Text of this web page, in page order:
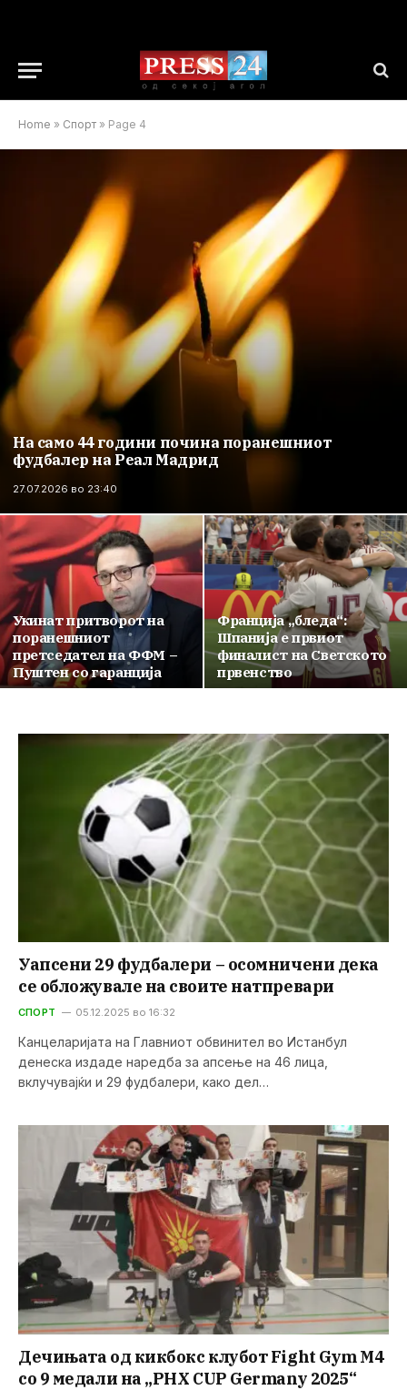
Home » Спорт » Page 4
На само 44 години почина поранешниот
фудбалер на Реал Мадрид
27.07.2026 во 23:40
Укинат притворот на
поранешниот
претседател на ФФМ –
Пуштен со гаранција
Франција „бледа“:
Шпанија е првиот
финалист на Светското
првенство
Уапсени 29 фудбалери – осомничени дека
се обложувале на своите натпревари
СПОРТ 05.12.2025 во 16:32
Канцеларијата на Главниот обвинител во Истанбул
денеска издаде наредба за апсење на 46 лица,
вклучувајќи и 29 фудбалери, како дел…
Дечињата од кикбокс клубот Fight Gym M4
со 9 медали на „PHX CUP Germany 2025“